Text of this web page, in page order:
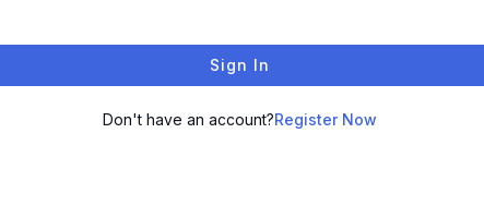
Sign In
Don't have an account?Register Now